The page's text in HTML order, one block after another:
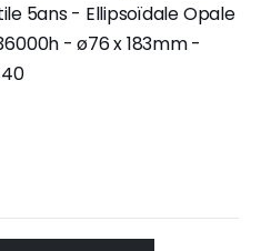
5ans - Ellipsoïdale Opale
- ø76 x 183mm -